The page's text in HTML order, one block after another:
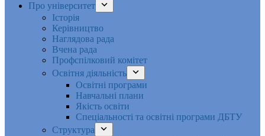
Про університет
Історія
Керівництво
Наглядова рада
Вчена рада
Профспілковий комітет
Освітня діяльність
Освітні програми
Навчальні плани
Якість освіти
Спеціальності та освітні програми ДБТУ
Структура